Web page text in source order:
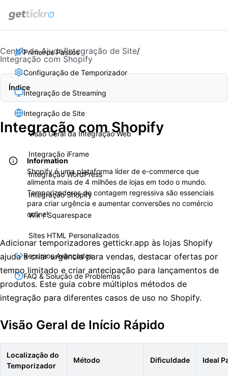
get tickr
Primeiros Passos
Configuração de Temporizador
Integração de Streaming
Integração de Site
Visão Geral da Integração Web
Integração iFrame
Integração WordPress
Integração Shopify
Wix / Squarespace
Sites HTML Personalizados
Recursos Avançados
FAQ & Solução de Problemas
Centro de Ajuda/Integração de Site/
Integração com Shopify
Índice
Integração com Shopify
Information
Shopify é uma plataforma líder de e-commerce que
alimenta mais de 4 milhões de lojas em todo o mundo.
Temporizadores de contagem regressiva são essenciais
para criar urgência e aumentar conversões no comércio
online!
Adicionar temporizadores gettickr.app às lojas Shopify
ajuda a criar urgência para vendas, destacar ofertas por
tempo limitado e criar antecipação para lançamentos de
produtos. Este guia cobre múltiplos métodos de
integração para diferentes casos de uso no Shopify.
Visão Geral de Início Rápido
Localização do
Temporizador
Método Dificuldade Ideal